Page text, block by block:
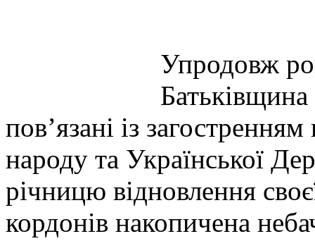
Упродовж
пов’язані із
народу та Української
річницю відновлення
кордонів накопичена